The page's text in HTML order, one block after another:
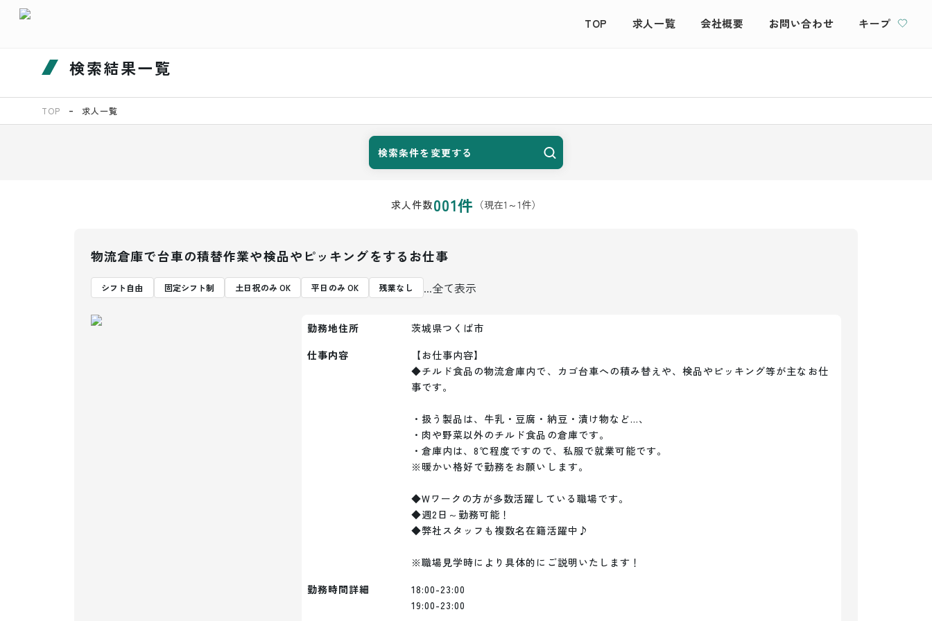
TOP 求人一覧 会社概要 お問い合わせ キープ
検索結果一覧
TOP 求人一覧
検索条件を変更する
求人件数001件 （現在1 ～1件）
物流倉庫で台車の積替作業や検品やピッキングをするお仕事
シフト自由 固定シフト制 土日祝のみ OK 平日のみ OK 残業なし ...全て表示
勤務地住所
茨城県つくば市
仕事内容
【お仕事内容】
◆チルド食品の物流倉庫内で、カゴ台車への積み替えや、検品やピッキング等が主なお仕
事です。
・扱う製品は、牛乳・豆腐・納豆・漬け物など…、
・肉や野菜以外のチルド食品の倉庫です。
・倉庫内は、8℃程度ですので、私服で就業可能です。
※暖かい格好で勤務をお願いします。
◆Wワークの方が多数活躍している職場です。
◆週2日～勤務可能！
◆弊社スタッフも複数名在籍活躍中♪
※職場見学時により具体的にご説明いたします！
勤務時間詳細
18:00-23:00
19:00-23:00